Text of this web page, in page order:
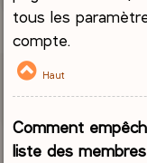
tous les
compte.
Haut
Comment
liste des